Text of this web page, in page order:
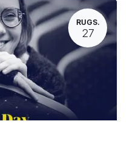
RUGS.
27